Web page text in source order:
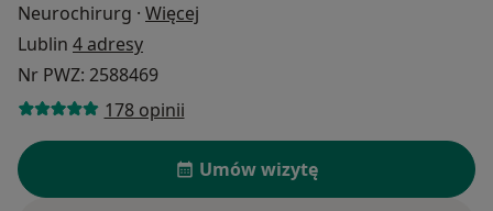
Neurochirurg · Więcej
Lublin 4 adresy
Nr PWZ: 2588469
178 opinii
Umów wizytę